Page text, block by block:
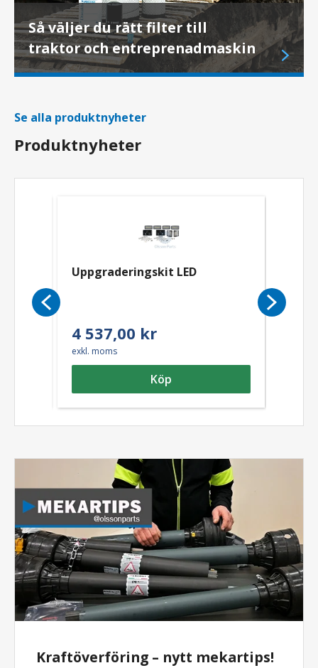
Så väljer du rätt filter till
traktor och entreprenadmaskin
Produktnyheter
Se alla produktnyheter
Uppgraderingskit LED
4 537,00 kr
exkl. moms
Köp
Kraftöverföring – nytt mekartips!